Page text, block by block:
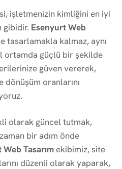
işletmenizin kimliğini en iyi
gibidir. Esenyurt Web
tasarlamakla kalmaz, aynı
ortamda güçlü bir şekilde
güven vererek,
dönüşüm oranlarını
olarak güncel tutmak,
bir adım önde
Tasarım ekibimiz, site
düzenli olarak yaparak,